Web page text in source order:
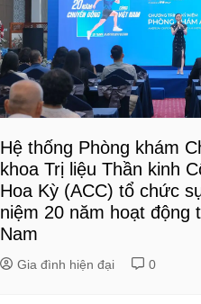
Hệ thống Phòng khám
khoa Trị liệu Thần kinh
Hoa Kỳ (ACC) tổ chức
niệm 20 năm hoạt động
Nam
Gia đình hiện đại 0